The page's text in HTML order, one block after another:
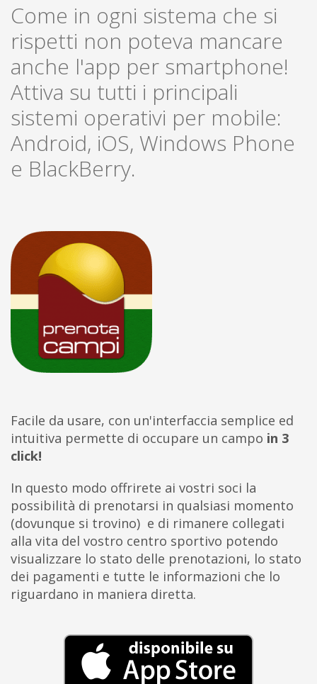
Come in ogni sistema che si
rispetti non poteva mancare
anche l'app per smartphone!
Attiva su tutti i principali
sistemi operativi per mobile:
Android, iOS, Windows Phone
e BlackBerry.
Facile da usare, con un'interfaccia semplice ed
intuitiva permette di occupare un campo in 3
click!
In questo modo offrirete ai vostri soci la
possibilità di prenotarsi in qualsiasi momento
(dovunque si trovino) e di rimanere collegati
alla vita del vostro centro sportivo potendo
visualizzare lo stato delle prenotazioni, lo stato
dei pagamenti e tutte le informazioni che lo
riguardano in maniera diretta.